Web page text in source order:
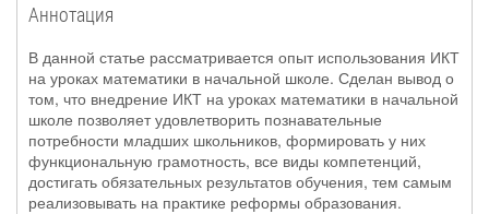
Аннотация
В данной статье рассматривается опыт использования ИКТ
на уроках математики в начальной школе. Сделан вывод о
том, что внедрение ИКТ на уроках математики в начальной
школе позволяет удовлетворить познавательные
потребности младших школьников, формировать у них
функциональную грамотность, все виды компетенций,
достигать обязательных результатов обучения, тем самым
реализовывать на практике реформы образования.